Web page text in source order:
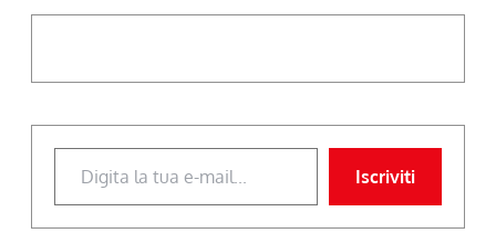
Digita la tua e-mail...
Iscriviti